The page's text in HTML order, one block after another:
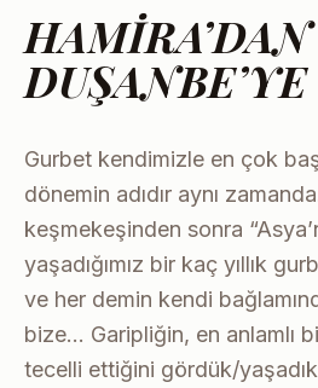
HAMİRA’DAN
DUŞANBE’YE
Gurbet kendimizle en çok
dönemin adıdır aynı
keşmekeşinden sonra
yaşadığımız bir kaç yıllık
ve her demin kendi
bize… Garipliğin, en anlamlı
tecelli ettiğini gördük/